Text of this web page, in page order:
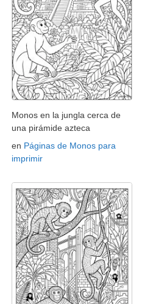
Monos en la jungla cerca de
una pirámide azteca
en Páginas de Monos para
imprimir